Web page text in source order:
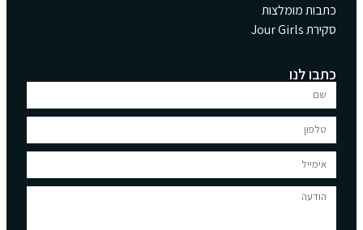
כתבות מומלצות
סקירת Jour Girls
כתבו לנו